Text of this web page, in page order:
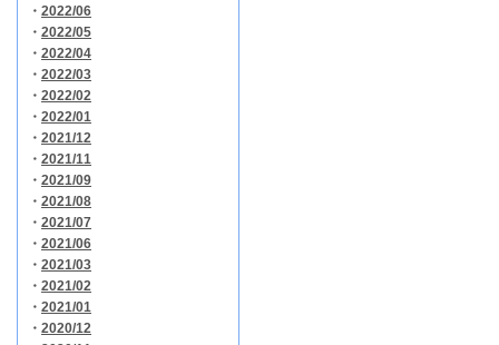
・ 2022/06
・ 2022/05
・ 2022/04
・ 2022/03
・ 2022/02
・ 2022/01
・ 2021/12
・ 2021/11
・ 2021/09
・ 2021/08
・ 2021/07
・ 2021/06
・ 2021/03
・ 2021/02
・ 2021/01
・ 2020/12